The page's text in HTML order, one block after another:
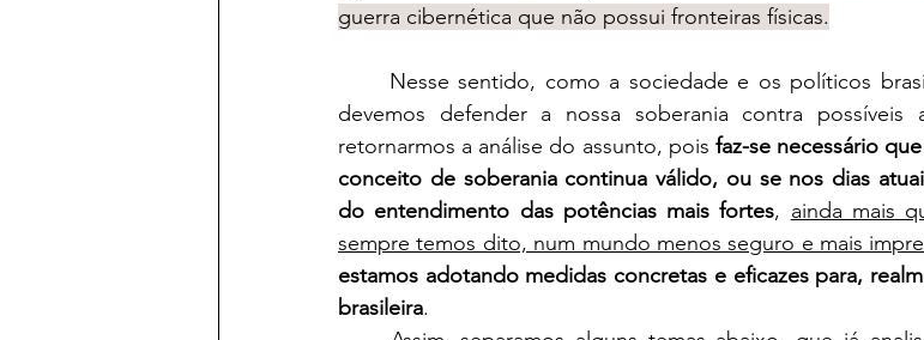
guerra cibernética que não possui fronteiras físicas.
devemos defender a nossa soberania contra possíveis
retornarmos a análise do assunto, pois faz-se necessário
conceito de soberania continua válido, ou se nos dias
do entendimento das potências mais fortes, ainda mais
sempre temos dito, num mundo menos seguro e mais
estamos adotando medidas concretas e eficazes para,
brasileira.